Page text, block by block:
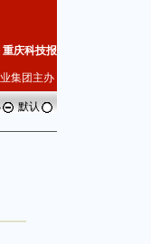
重庆科技报
集团主办
默认